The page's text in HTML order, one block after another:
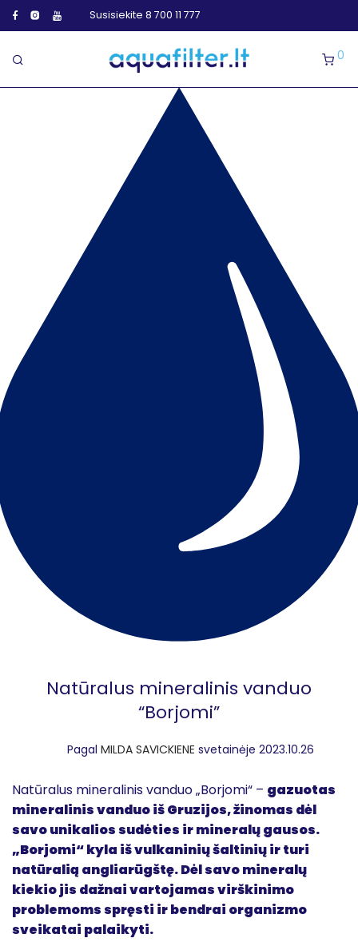
Susisiekite 8 700 11 777
0
Natūralus mineralinis vanduo
“Borjomi”
Pagal MILDA SAVICKIENE svetainėje 2023.10.26
Natūralus mineralinis vanduo „Borjomi“ – gazuotas
mineralinis vanduo iš Gruzijos, žinomas dėl
savo unikalios sudėties ir mineralų gausos.
„Borjomi“ kyla iš vulkaninių šaltinių ir turi
natūralią angliarūgštę. Dėl savo mineralų
kiekio jis dažnai vartojamas virškinimo
problemoms spręsti ir bendrai organizmo
sveikatai palaikyti.